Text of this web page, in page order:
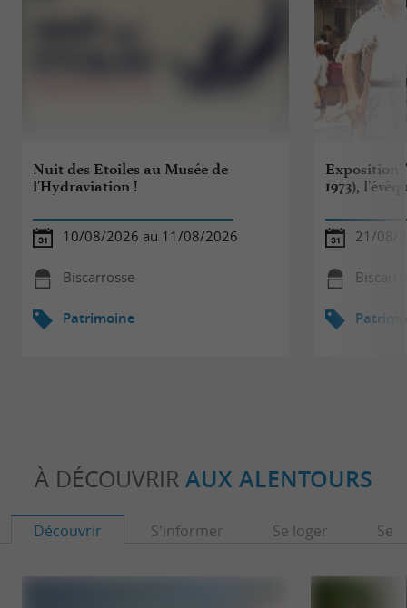
Nuit des Etoiles au Musée de
l'Hydraviation !
10/08/2026 au 11/08/2026
Biscarrosse
Patrimoine
Exposition
1973),
21/08/
À DÉCOUVRIR AUX ALENTOURS
Découvrir S'informer Se loger Se